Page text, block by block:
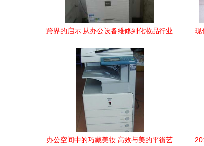
跨界的启示 从办公设备维修到化妆品行业
现
办公空间中的巧藏美妆 高效与美的平衡艺